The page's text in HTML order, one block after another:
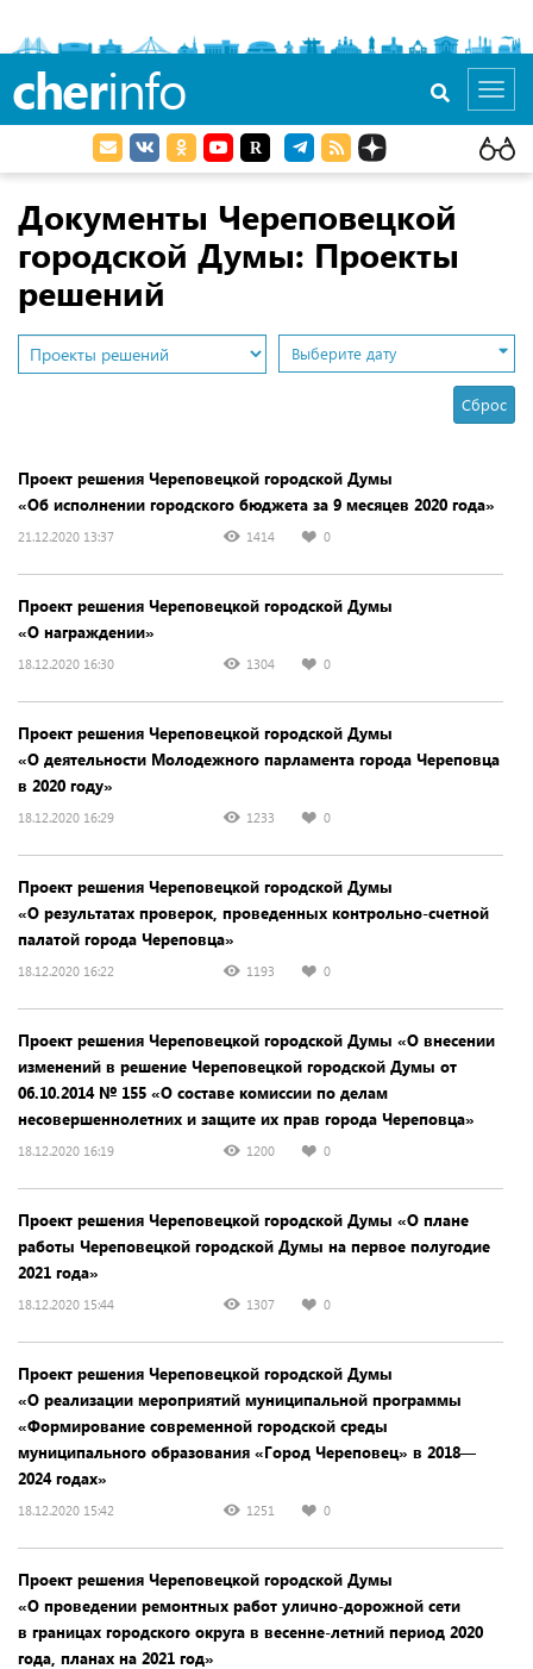
cherinfo
Документы Череповецкой
городской Думы: Проекты
решений
Выберите дату
Сброс
Проект решения Череповецкой городской Думы
«Об исполнении городского бюджета за 9 месяцев 2020 года»
21.12.2020 13:37 1414 0
Проект решения Череповецкой городской Думы
«О награждении»
18.12.2020 16:30 1304 0
Проект решения Череповецкой городской Думы
«О деятельности Молодежного парламента города Череповца
в 2020 году»
18.12.2020 16:29 1233 0
Проект решения Череповецкой городской Думы
«О результатах проверок, проведенных контрольно-счетной
палатой города Череповца»
18.12.2020 16:22 1193 0
Проект решения Череповецкой городской Думы «О внесении
изменений в решение Череповецкой городской Думы от
06.10.2014 № 155 «О составе комиссии по делам
несовершеннолетних и защите их прав города Череповца»
18.12.2020 16:19 1200 0
Проект решения Череповецкой городской Думы «О плане
работы Череповецкой городской Думы на первое полугодие
2021 года»
18.12.2020 15:44 1307 0
Проект решения Череповецкой городской Думы
«О реализации мероприятий муниципальной программы
«Формирование современной городской среды
муниципального образования «Город Череповец» в 2018—
2024 годах»
18.12.2020 15:42 1251 0
Проект решения Череповецкой городской Думы
«О проведении ремонтных работ улично-дорожной сети
в границах городского округа в весенне-летний период 2020
года, планах на 2021 год»